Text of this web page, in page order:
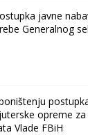
javne
Generalnog
opreme
Vlade FBiH